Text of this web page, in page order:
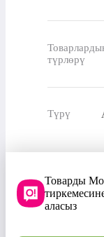
түрлөрү
Түрү
Товарды
аласыз